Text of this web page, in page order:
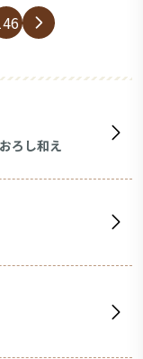
ろし和え